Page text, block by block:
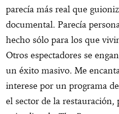
parecía más real que
documental. Parecía
hecho sólo para los que
Otros espectadores se
un éxito masivo. Me
interese por un programa
el sector de la restauración,